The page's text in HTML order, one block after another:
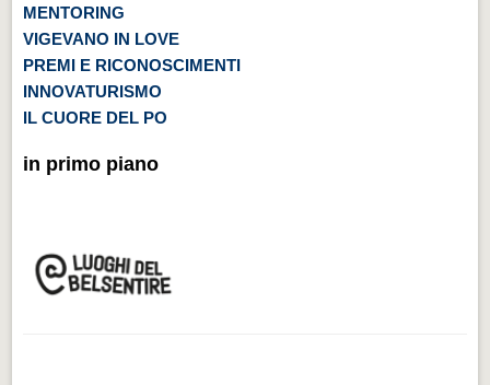
MENTORING
VIGEVANO IN LOVE
PREMI E RICONOSCIMENTI
INNOVATURISMO
IL CUORE DEL PO
in primo piano